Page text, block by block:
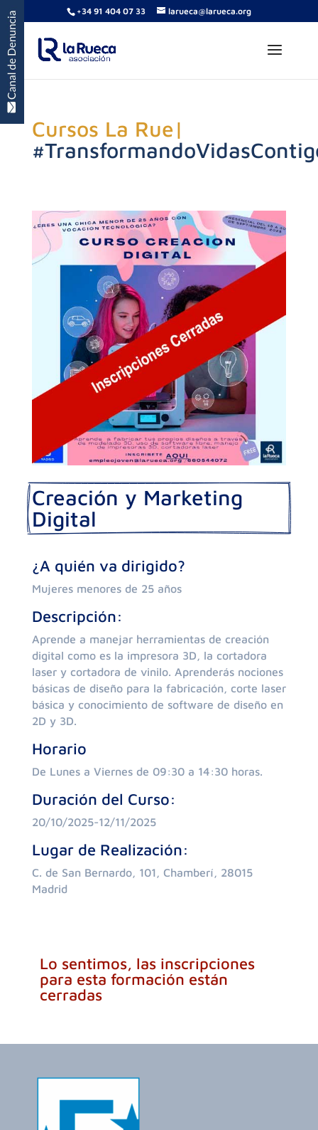
+34 91 404 07 33 larueca@larueca.org
Cursos La |
Creación y Marketing
Digital
¿A quién va dirigido?
Mujeres menores de 25 años
Descripción:
Aprende a manejar herramientas de creación
digital como es la impresora 3D, la cortadora
laser y cortadora de vinilo. Aprenderás nociones
básicas de diseño para la fabricación, corte laser
básica y conocimiento de software de diseño en
2D y 3D.
Horario
De Lunes a Viernes de 09:30 a 14:30 horas.
Duración del Curso:
20/10/2025-12/11/2025
Lugar de Realización:
C. de San Bernardo, 101, Chamberí, 28015
Madrid
Lo sentimos, las inscripciones
para esta formación están
cerradas